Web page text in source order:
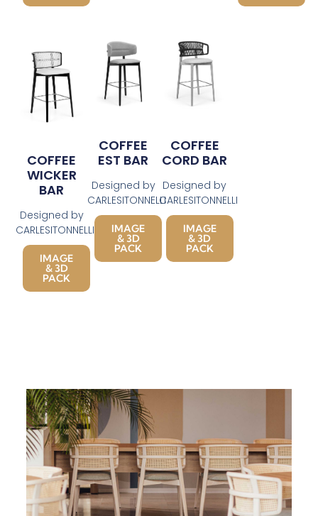
COFFEE
WICKER
BAR
Designed by
CARLESITONNELLI
IMAGE
& 3D
PACK
COFFEE
EST BAR
Designed by
CARLESITONNELLI
IMAGE
& 3D
PACK
COFFEE
CORD BAR
Designed by
CARLESITONNELLI
IMAGE
& 3D
PACK